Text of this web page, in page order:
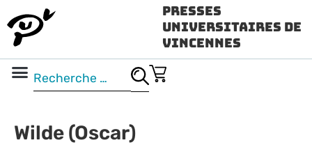
Presses
Universitaires de
Vincennes
Wilde (Oscar)